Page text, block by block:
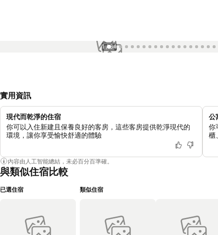
1 / 64
實用資訊
現代而乾淨的住宿
你可以入住新建且保養良好的客房，這些客房提供乾淨現代的
環境，讓你享受愉快舒適的體驗
公
你
櫃
內容由人工智能總結，未必百分百準確。
與類似住宿比較
已選住宿 類似住宿